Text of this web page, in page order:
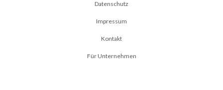
Datenschutz
Impressum
Kontakt
Für Unternehmen